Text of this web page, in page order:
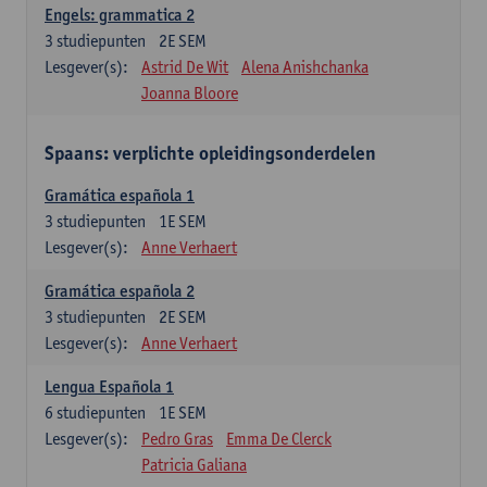
Engels: grammatica 2
2E SEM
3 studiepunten
Lesgever(s):
Astrid De Wit
Alena Anishchanka
Joanna Bloore
Spaans: verplichte opleidingsonderdelen
Gramática española 1
1E SEM
3 studiepunten
Lesgever(s):
Anne Verhaert
Gramática española 2
2E SEM
3 studiepunten
Lesgever(s):
Anne Verhaert
Lengua Española 1
1E SEM
6 studiepunten
Lesgever(s):
Pedro Gras
Emma De Clerck
Patricia Galiana